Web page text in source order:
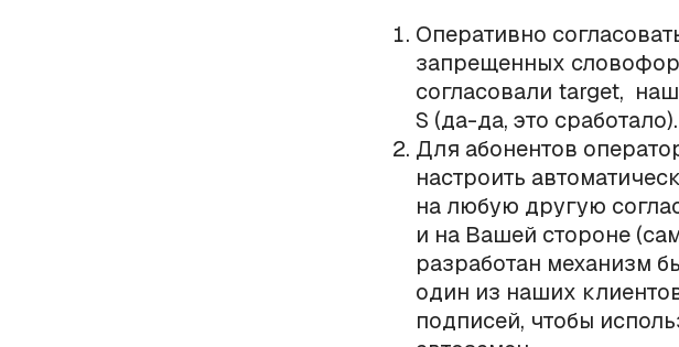
Оперативно
запрещенных
согласовали target,
S (да-да, это сработало).
Для абонентов
настроить
на любую другую
и на Вашей стороне
разработан механизм
один из наших
подписей, чтобы